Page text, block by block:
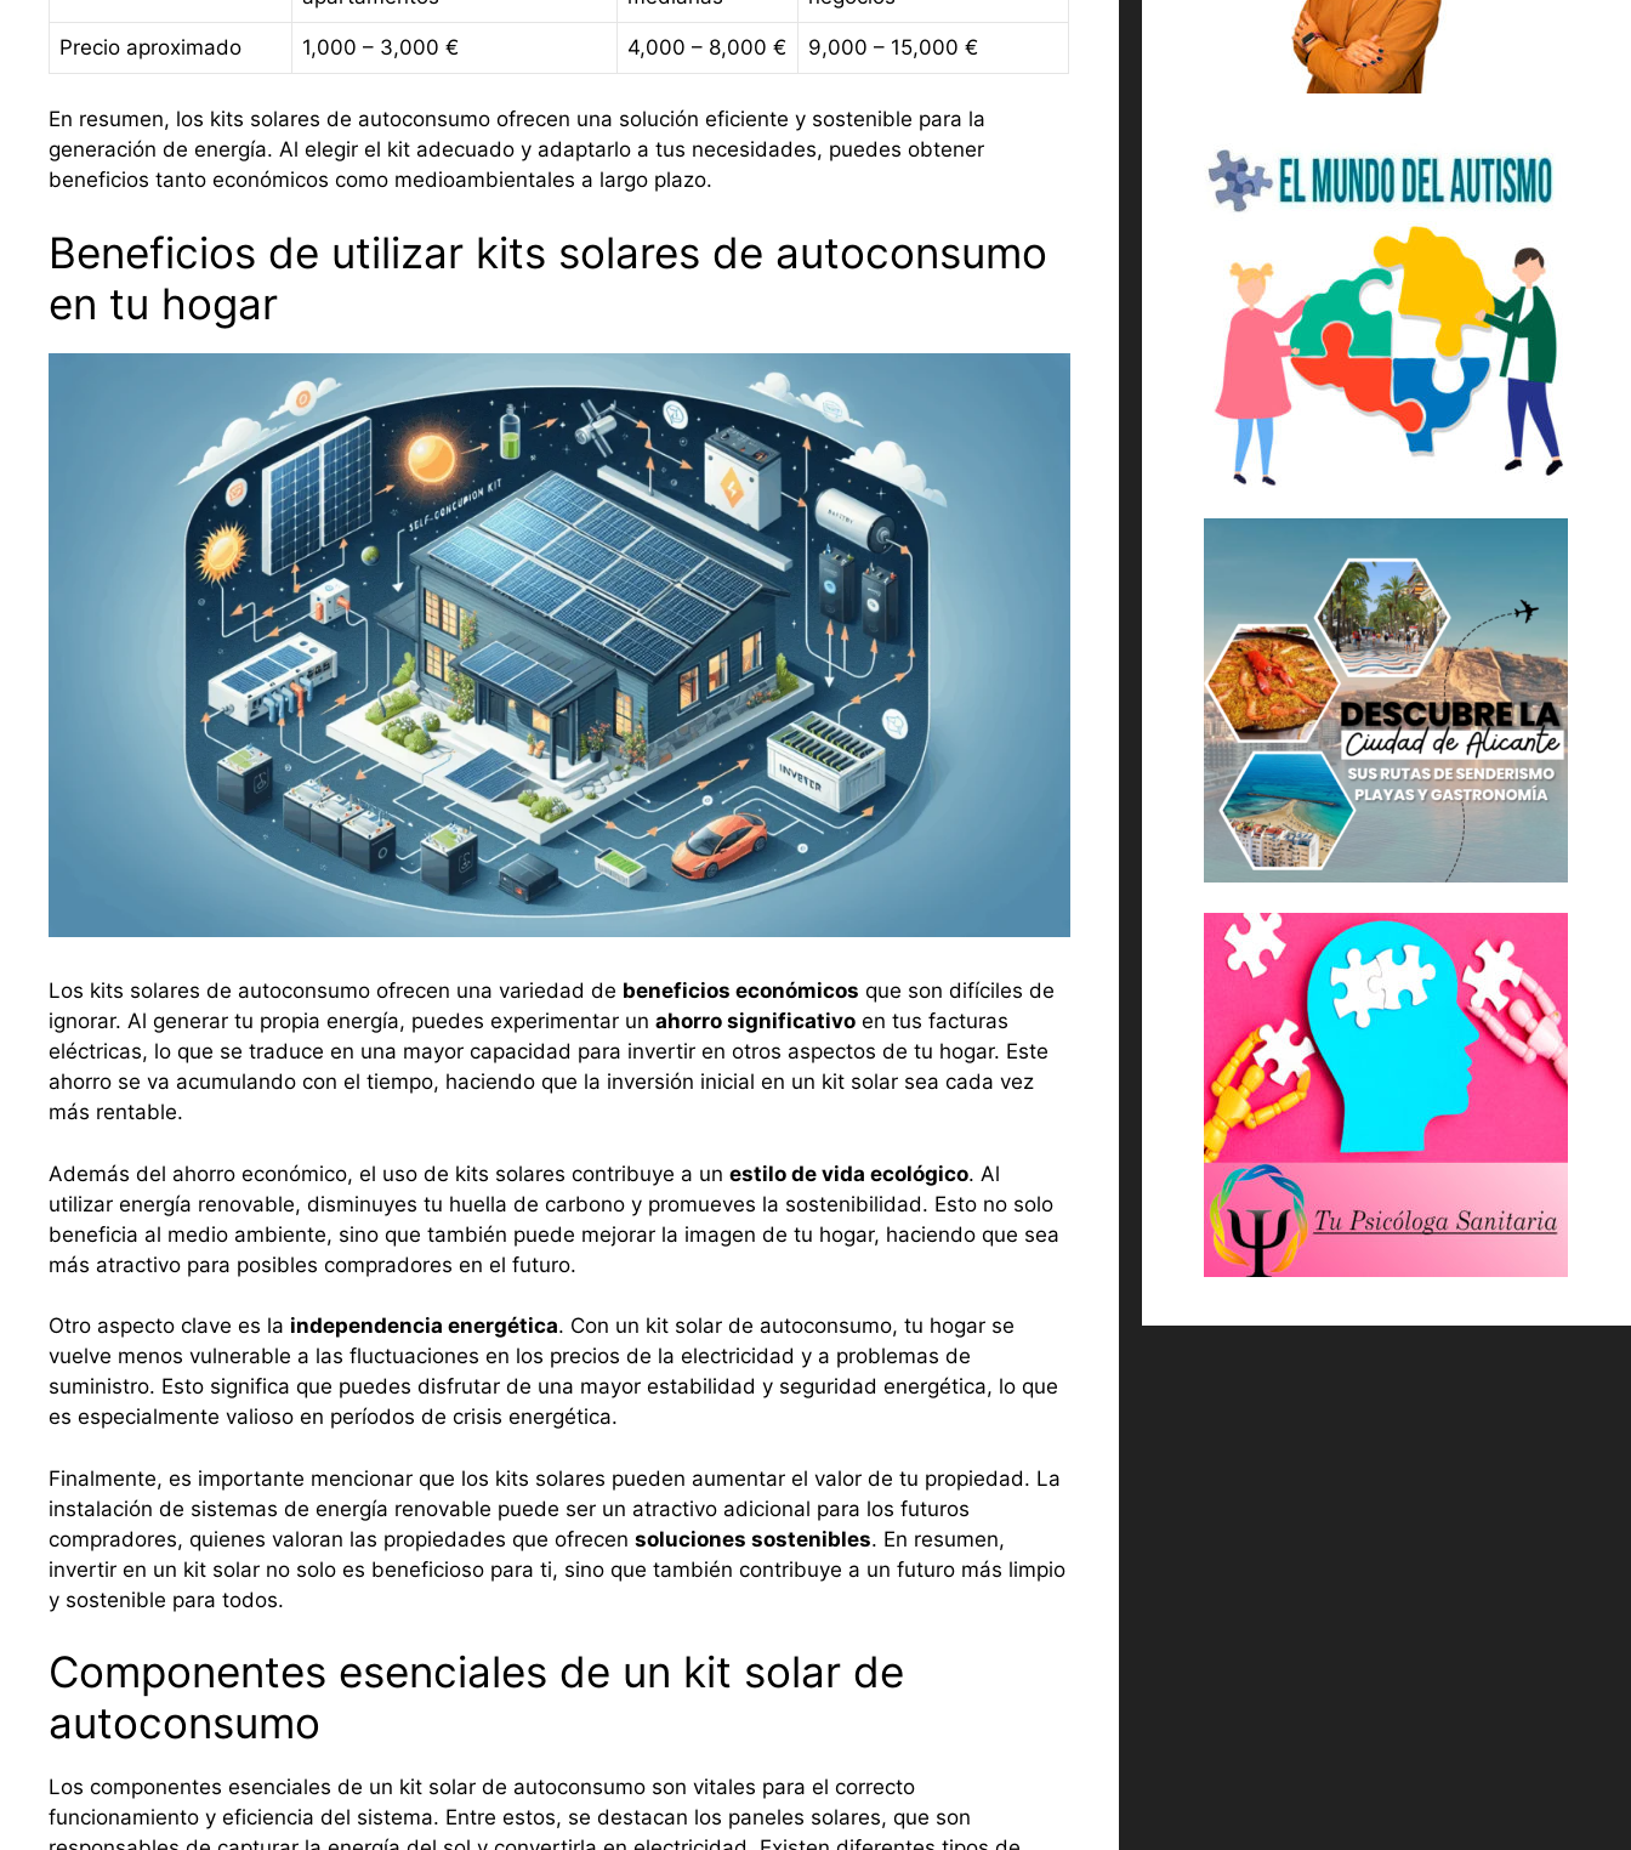
Precio aproximado 1,000 – 3,000 € 4,000 – 8,000 € 9,000 – 15,000 €
En resumen, los kits solares de autoconsumo ofrecen una solución eficiente y sostenible para la
generación de energía. Al elegir el kit adecuado y adaptarlo a tus necesidades, puedes obtener
beneficios tanto económicos como medioambientales a largo plazo.
Beneficios de utilizar kits solares de autoconsumo
en tu hogar
Los kits solares de autoconsumo ofrecen una variedad de beneficios económicos que son difíciles de
ignorar. Al generar tu propia energía, puedes experimentar un ahorro significativo en tus facturas
eléctricas, lo que se traduce en una mayor capacidad para invertir en otros aspectos de tu hogar. Este
ahorro se va acumulando con el tiempo, haciendo que la inversión inicial en un kit solar sea cada vez
más rentable.
Además del ahorro económico, el uso de kits solares contribuye a un estilo de vida ecológico. Al
utilizar energía renovable, disminuyes tu huella de carbono y promueves la sostenibilidad. Esto no solo
beneficia al medio ambiente, sino que también puede mejorar la imagen de tu hogar, haciendo que sea
más atractivo para posibles compradores en el futuro.
Otro aspecto clave es la independencia energética. Con un kit solar de autoconsumo, tu hogar se
vuelve menos vulnerable a las fluctuaciones en los precios de la electricidad y a problemas de
suministro. Esto significa que puedes disfrutar de una mayor estabilidad y seguridad energética, lo que
es especialmente valioso en períodos de crisis energética.
Finalmente, es importante mencionar que los kits solares pueden aumentar el valor de tu propiedad. La
instalación de sistemas de energía renovable puede ser un atractivo adicional para los futuros
compradores, quienes valoran las propiedades que ofrecen soluciones sostenibles. En resumen,
invertir en un kit solar no solo es beneficioso para ti, sino que también contribuye a un futuro más limpio
y sostenible para todos.
Componentes esenciales de un kit solar de
autoconsumo
Los componentes esenciales de un kit solar de autoconsumo son vitales para el correcto
funcionamiento y eficiencia del sistema. Entre estos, se destacan los paneles solares, que son